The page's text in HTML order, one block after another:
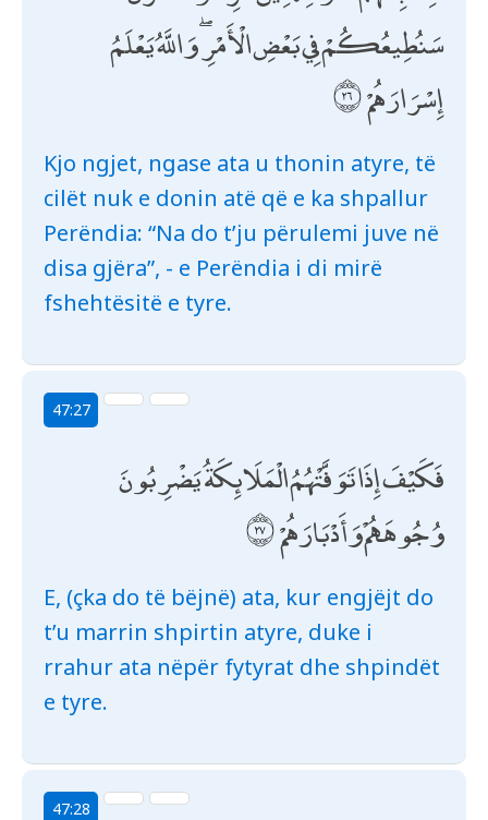
سَنُطِيعُكُمْ فِي بَعْضِ الْأَمْرِ ۖ وَاللَّهُ يَعْلَمُ
إِسْرَارَهُمْ
Kjo ngjet, ngase ata u thonin atyre, të
cilët nuk e donin atë që e ka shpallur
Perëndia: “Na do t’ju përulemi juve në
disa gjëra”, - e Perëndia i di mirë
fshehtësitë e tyre.
47:27
فَكَيْفَ إِذَا تَوَفَّتْهُمُ الْمَلَائِكَةُ يَضْرِبُونَ
وُجُوهَهُمْ وَأَدْبَارَهُمْ
E, (çka do të bëjnë) ata, kur engjëjt do
t’u marrin shpirtin atyre, duke i
rrahur ata nëpër fytyrat dhe shpindët
e tyre.
47:28